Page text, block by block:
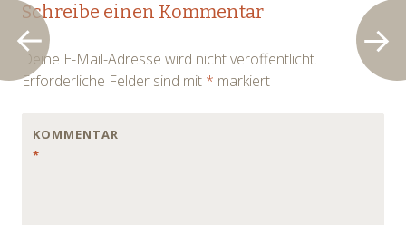
navigation
Schreibe einen Kommentar
Deine E-Mail-Adresse wird nicht veröffentlicht.
Erforderliche Felder sind mit * markiert
KOMMENTAR
*